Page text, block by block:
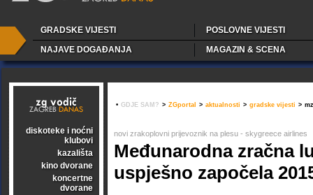
GRADSKE VIJESTI
POSLOVNE VIJESTI
NAJAVE DOGAĐANJA
MAGAZIN & SCENA
diskoteke i noćni
klubovi
kazališta
kino dvorane
koncertne
dvorane
• GDJE SAM? > ZGportal > aktualnosti > gradske vijesti >
novi zrakoplovni prijevoznik na plesu - skygreece airlines
Međunarodna zračna
uspješno započela